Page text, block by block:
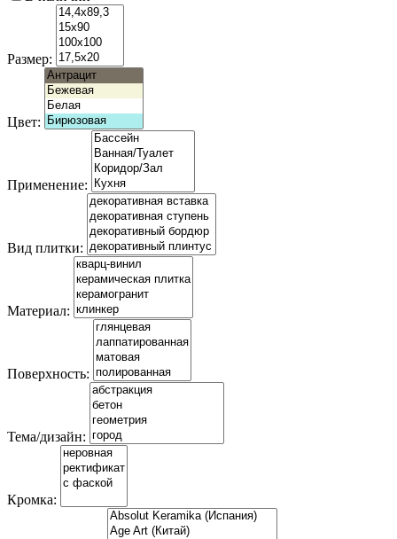
Размер:
Цвет:
Применение:
Вид плитки:
Материал:
Поверхность:
Тема/дизайн:
Кромка: